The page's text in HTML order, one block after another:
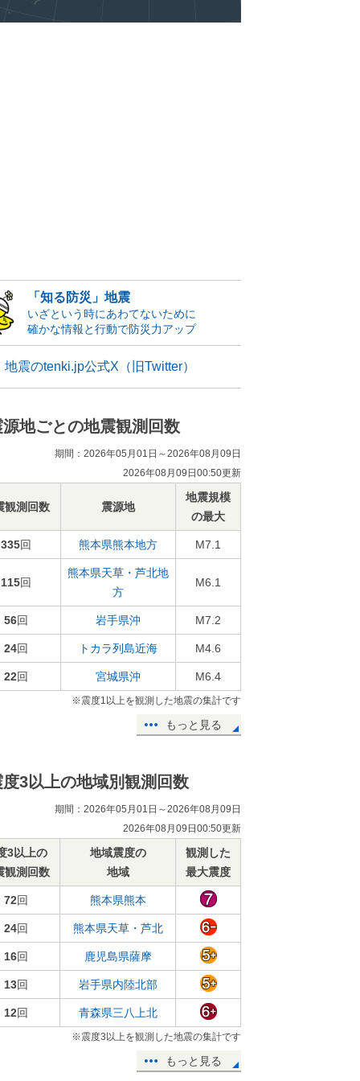
「知る防災」地震
いざという時にあわてないために
確かな情報と行動で防災力アップ
地震のtenki.jp公式X（旧Twitter）
源地ごとの地震観測回数
期間：2026年05月01日～2026年08月09日
2026年08月09日00:50更新
観測回数 震源地
地震規模
の最大
335回 熊本県熊本地方 M7.1
115回
熊本県天草・芦北地
方
M6.1
56回 岩手県沖 M7.2
24回 トカラ列島近海 M4.6
22回 宮城県沖 M6.4
※震度1以上を観測した地震の集計です
もっと見る
度3以上の地域別観測回数
期間：2026年05月01日～2026年08月09日
2026年08月09日00:50更新
3以上の
観測回数
地域震度の
地域
観測した
最大震度
72回 熊本県熊本
24回 熊本県天草・芦北
16回 鹿児島県薩摩
13回 岩手県内陸北部
12回 青森県三八上北
※震度3以上を観測した地震の集計です
もっと見る